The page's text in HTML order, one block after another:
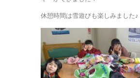
休憩時間は雪遊びも楽しみました♪